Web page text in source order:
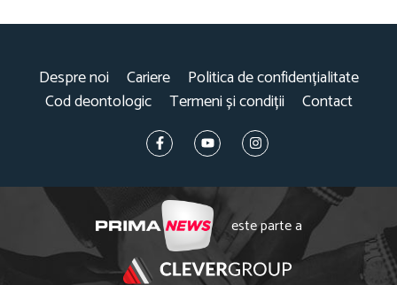
Despre noi Cariere
Politica de confidențialitate
Cod deontologic
Termeni și condiții Contact
este parte a